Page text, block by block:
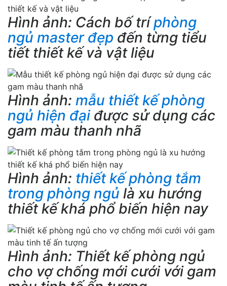
Hình ảnh: Cách bố tríphòng
ngủ master đẹp đến từng tiểu
tiết thiết kế và vật liệu
Hình ảnh: mẫu thiết kế phòng
ngủ hiện đạiđược sử dụng các
gam màu thanh nhã
Hình ảnh: thiết kế phòng tắm
trong phòng ngủ là xu hướng
thiết kế khá phổ biến hiện nay
Hình ảnh: Thiết kế phòng ngủ
cho vợ chống mới cưới với gam